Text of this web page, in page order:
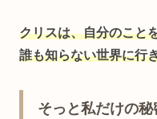
クリスは、自分のこと
誰も知らない世界に行
そっと私だけの